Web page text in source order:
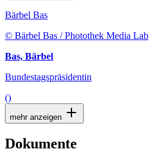
Bärbel Bas
© Bärbel Bas / Photothek Media Lab
Bas, Bärbel
Bundestagspräsidentin
()
mehr anzeigen
Dokumente